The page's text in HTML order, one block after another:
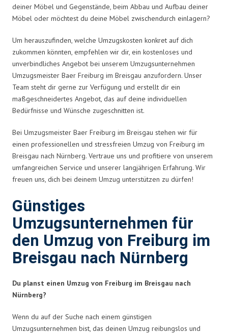
deiner Möbel und Gegenstände, beim Abbau und Aufbau deiner
Möbel oder möchtest du deine Möbel zwischendurch einlagern?
Um herauszufinden, welche Umzugskosten konkret auf dich
zukommen könnten, empfehlen wir dir, ein kostenloses und
unverbindliches Angebot bei unserem Umzugsunternehmen
Umzugsmeister Baer Freiburg im Breisgau anzufordern. Unser
Team steht dir gerne zur Verfügung und erstellt dir ein
maßgeschneidertes Angebot, das auf deine individuellen
Bedürfnisse und Wünsche zugeschnitten ist.
Bei Umzugsmeister Baer Freiburg im Breisgau stehen wir für
einen professionellen und stressfreien Umzug von Freiburg im
Breisgau nach Nürnberg. Vertraue uns und profitiere von unserem
umfangreichen Service und unserer langjährigen Erfahrung. Wir
freuen uns, dich bei deinem Umzug unterstützen zu dürfen!
Günstiges
Umzugsunternehmen für
den Umzug von Freiburg im
Breisgau nach Nürnberg
Du planst einen Umzug von Freiburg im Breisgau nach
Nürnberg?
Wenn du auf der Suche nach einem günstigen
Umzugsunternehmen bist, das deinen Umzug reibungslos und